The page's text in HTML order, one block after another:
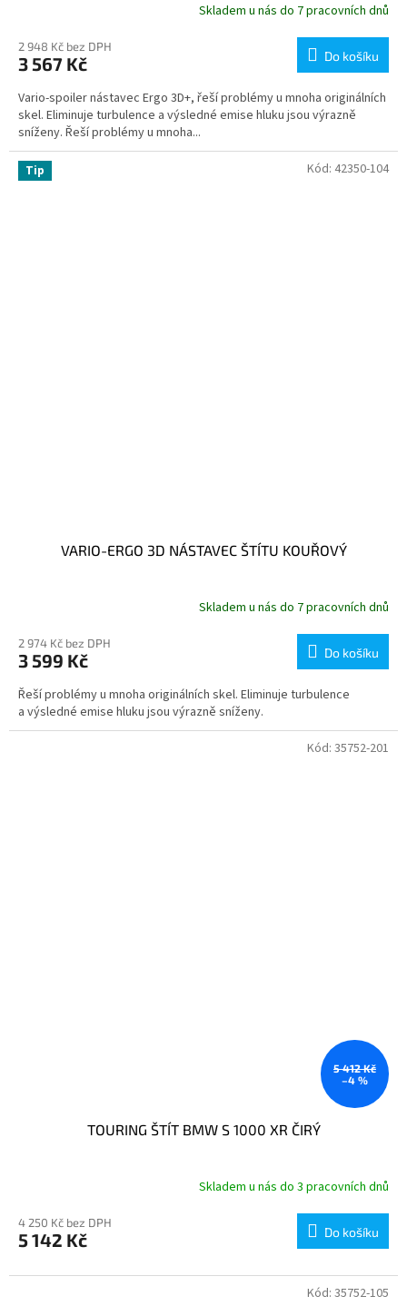
Skladem u nás do 7 pracovních dnů
2 948 Kč bez DPH
3 567 Kč Do košíku
Vario-spoiler nástavec Ergo 3D+, řeší problémy u mnoha originálních
skel. Eliminuje turbulence a výsledné emise hluku jsou výrazně
sníženy. Řeší problémy u mnoha...
Tip
VARIO-ERGO 3D NÁSTAVEC ŠTÍTU KOUŘOVÝ
Skladem u nás do 7 pracovních dnů
2 974 Kč bez DPH
3 599 Kč Do košíku
Řeší problémy u mnoha originálních skel. Eliminuje turbulence
a výsledné emise hluku jsou výrazně sníženy.
Kód: 42350-104
5 412 Kč
–4 %
TOURING ŠTÍT BMW S 1000 XR ČIRÝ
Skladem u nás do 3 pracovních dnů
4 250 Kč bez DPH
5 142 Kč Do košíku
Kód: 35752-201
Kód: 35752-105